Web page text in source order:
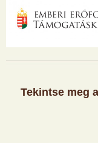
Tekintse meg